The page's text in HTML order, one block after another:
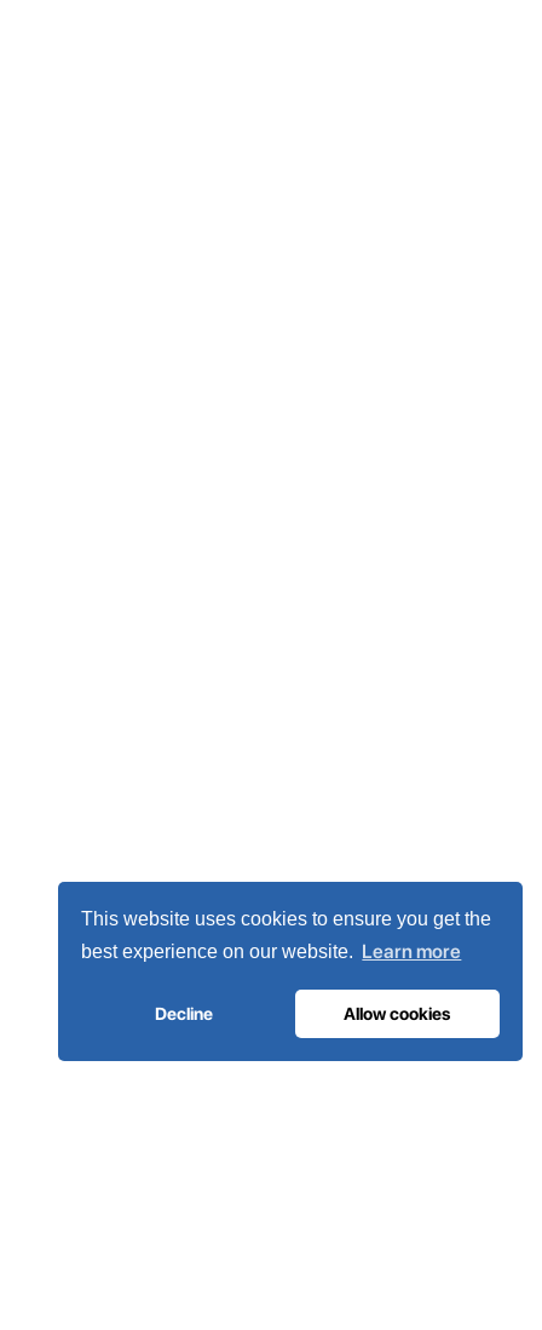
This website uses cookies to ensure you get the
best experience on our website. Learn more
Decline Allow cookies